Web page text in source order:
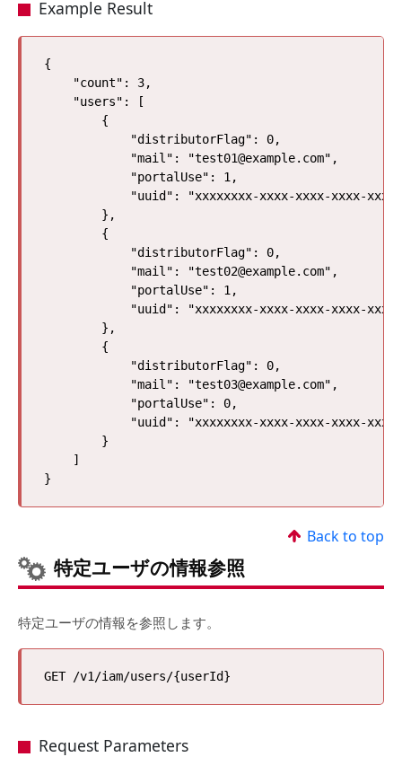
Example Result
{
    "count": 3,
    "users": [
        {
            "distributorFlag": 0,
            "mail": "test01@example.com",
            "portalUse": 1,
"uuid": "xxxxxxxx-xxxx-xxxx-xxxx-
        },
        {
            "distributorFlag": 0,
            "mail": "test02@example.com",
            "portalUse": 1,
"uuid": "xxxxxxxx-xxxx-xxxx-xxxx-
        },
        {
            "distributorFlag": 0,
            "mail": "test03@example.com",
            "portalUse": 0,
"uuid": "xxxxxxxx-xxxx-xxxx-xxxx-
        }
    ]
Back to top
特定ユーザの情報参照
特定ユーザの情報を参照します。
Request Parameters